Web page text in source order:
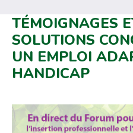
TÉMOIGNAGES
SOLUTIONS
UN EMPLOI
HANDICAP